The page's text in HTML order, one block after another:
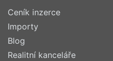
Ceník inzerce
Importy
Blog
Realitní kanceláře